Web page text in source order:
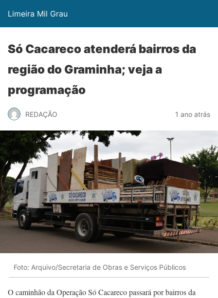
Limeira Mil Grau
Só Cacareco atenderá bairros da
região do Graminha; veja a
programação
REDAÇÃO 1 ano atrás
Foto: Arquivo/Secretaria de Obras e Serviços Públicos
O caminhão da Operação Só Cacareco passará por bairros da